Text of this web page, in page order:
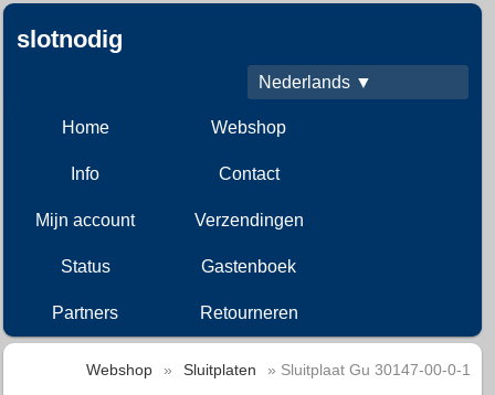
slotnodig
Nederlands ▼
Home Webshop
Info Contact
Mijn account Verzendingen
Status Gastenboek
Partners Retourneren
Webshop » Sluitplaten » Sluitplaat Gu 30147-00-0-1